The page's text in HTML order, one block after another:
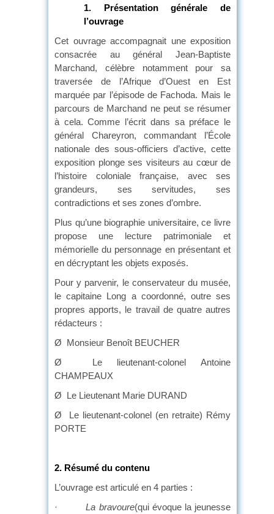
1. Présentation générale de
l’ouvrage
Cet ouvrage accompagnait une exposition
consacrée au général Jean-Baptiste
Marchand, célèbre notamment pour sa
traversée de l’Afrique d’Ouest en Est
marquée par l’épisode de Fachoda. Mais le
parcours de Marchand ne peut se résumer
à cela. Comme l’écrit dans sa préface le
général Chareyron, commandant l’École
nationale des sous-officiers d’active, cette
exposition plonge ses visiteurs au cœur de
l’histoire coloniale française, avec ses
grandeurs, ses servitudes, ses
contradictions et ses zones d’ombre.
Plus qu’une biographie universitaire, ce livre
propose une lecture patrimoniale et
mémorielle du personnage en présentant et
en décryptant les objets exposés.
Pour y parvenir, le conservateur du musée,
le capitaine Long a coordonné, outre ses
propres apports, le travail de quatre autres
rédacteurs :
Ø Monsieur Benoît BEUCHER
Ø Le lieutenant-colonel Antoine
CHAMPEAUX
Ø Le Lieutenant Marie DURAND
Ø Le lieutenant-colonel (en retraite) Rémy
PORTE
2. Résumé du contenu
L’ouvrage est articulé en 4 parties :
·La bravoure(qui évoque la jeunesse